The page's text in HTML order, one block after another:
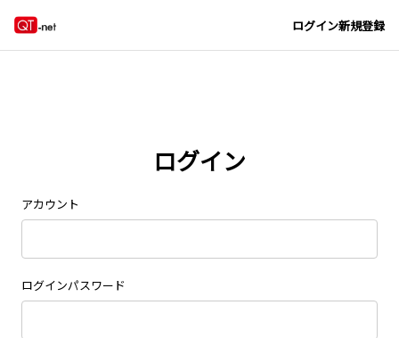
ログイン新規登録
ログイン
アカウント
ログインパスワード